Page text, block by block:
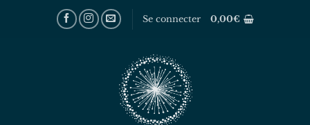
Se connecter 0,00€